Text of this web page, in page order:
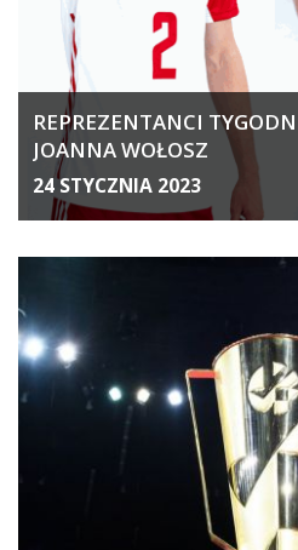
REPREZENTANCI
JOANNA WOŁOSZ
24 STYCZNIA 2023